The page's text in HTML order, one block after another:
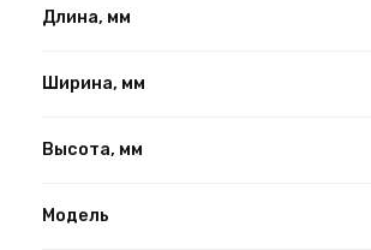
Длина, мм
Ширина, мм
Высота, мм
Модель